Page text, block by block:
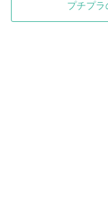
プチプ